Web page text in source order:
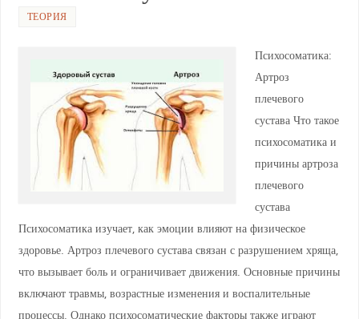
ТЕОРИЯ
Психосоматика:
Артроз
плечевого
сустава Что такое
психосоматика и
причины артроза
плечевого
сустава
Психосоматика изучает, как эмоции влияют на физическое
здоровье. Артроз плечевого сустава связан с разрушением хряща,
что вызывает боль и ограничивает движения. Основные причины
включают травмы, возрастные изменения и воспалительные
процессы. Однако психосоматические факторы также играют